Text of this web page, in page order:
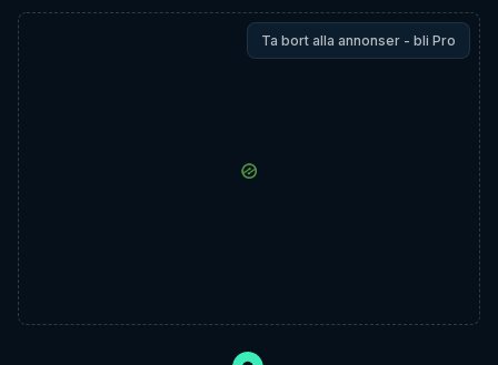
Ta bort alla annonser - bli Pro